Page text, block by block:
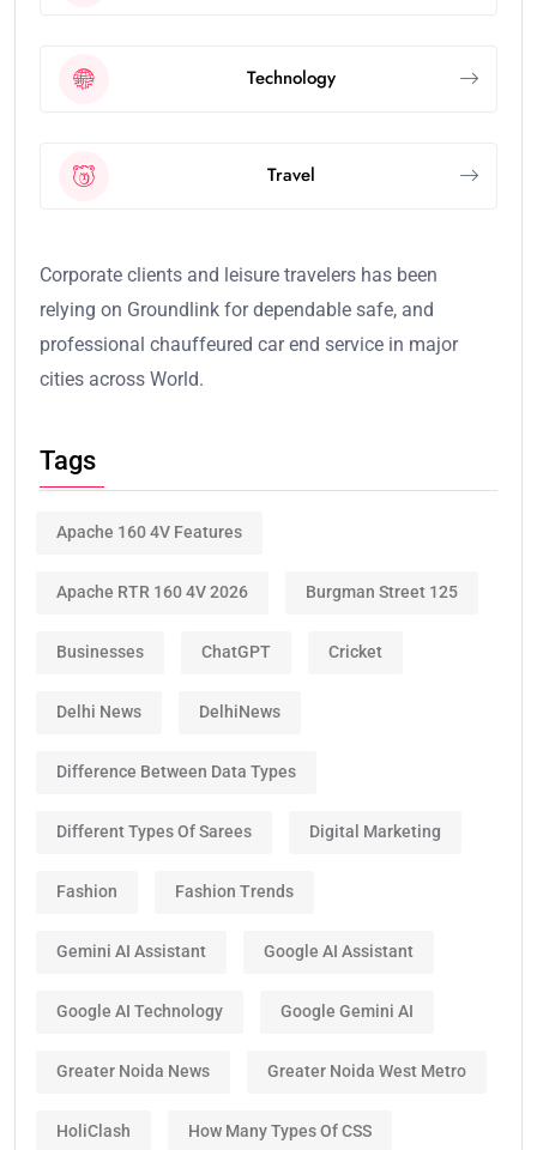
Technology
Travel
Corporate clients and leisure travelers has been
relying on Groundlink for dependable safe, and
professional chauffeured car end service in major
cities across World.
Tags
Apache 160 4V Features
Apache RTR 160 4V 2026 Burgman Street 125
Businesses ChatGPT Cricket
Delhi News DelhiNews
Difference Between Data Types
Different Types Of Sarees Digital Marketing
Fashion Fashion Trends
Gemini AI Assistant Google AI Assistant
Google AI Technology Google Gemini AI
Greater Noida News Greater Noida West Metro
HoliClash How Many Types Of CSS